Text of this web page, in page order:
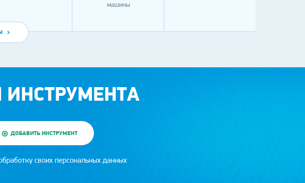
машины
ИНСТРУМЕНТА
ДОБАВИТЬ ИНСТРУМЕНТ
своих персональных данных